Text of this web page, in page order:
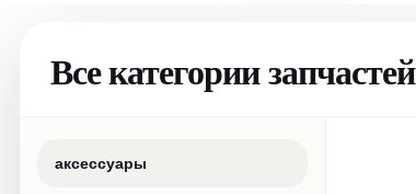
Все категории запчастей
аксессуары